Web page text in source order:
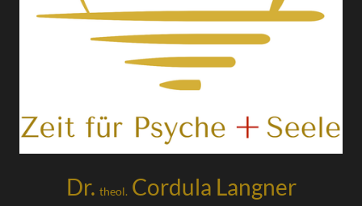
Dr. theol. Cordula Langner